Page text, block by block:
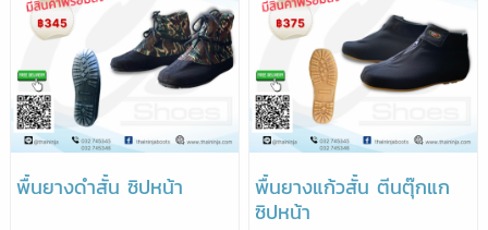
พื้นยางดำสั้น ซิปหน้า
พื้นยางแก้วสั้น ตีนตุ๊กแก
ซิปหน้า